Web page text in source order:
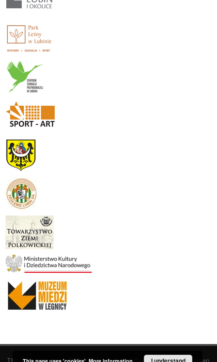
This service runs onDInGO dLibra 6.3.19software created by Poznan